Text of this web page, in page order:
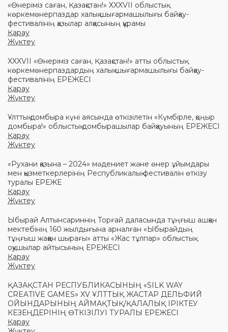
«Өнеріміз саған, Қазақстан!» ХXXVII облыстық
көркемөнерпаздар халық шығармашылығы байқау-
фестивалінің қазылар алқасының құрамы
Қарау
Жүктеу
XXXVII «Өнеріміз саған, Қазақстан!» атты облыстық
көркемөнерпаздардың халық шығармашылығы байқау-
фестивалінің ЕРЕЖЕСІ
Қарау
Жүктеу
Ұлттық домбыра күні аясында өткізілетін «Күмбірле, қоңыр
домбыра!» облыстық домбырашылар байқауының ЕРЕЖЕСІ
Қарау
Жүктеу
«Рухани қазына – 2024» мәдениет және өнер ұйымдары
мен қызметкерлерінің Республикалық фестивалін өткізу
туралы ЕРЕЖЕ
Қарау
Жүктеу
Ыбырай Алтынсариннің Торғай даласында тұңғыш ашқан
мектебінің 160 жылдығына арналған «Ыбырайдың
тұңғыш жаққан шырағы» атты «Жас тұлпар» облыстық
оқушылар айтысының ЕРЕЖЕСІ
Қарау
Жүктеу
ҚАЗАҚСТАН РЕСПУБЛИКАСЫНЫҢ «SILK WAY
CREATIVE GAMES» XV ҰЛТТЫҚ ЖАСТАР ДЕЛЬФИЙ
ОЙЫНДАРЫНЫҢ АЙМАҚТЫҚ/ҚАЛАЛЫҚ ІРІКТЕУ
КЕЗЕҢДЕРІНІҢ ӨТКІЗІЛУІ ТУРАЛЫ ЕРЕЖЕСІ
Қарау